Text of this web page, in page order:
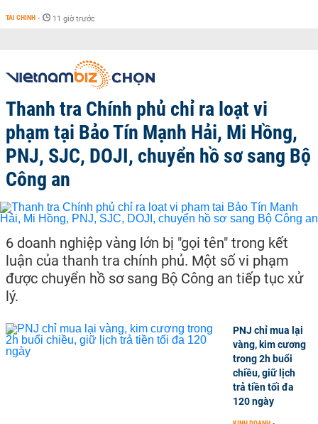
TÀI CHÍNH - 11 giờ trước
Thanh tra Chính phủ chỉ ra loạt vi
phạm tại Bảo Tín Mạnh Hải, Mi Hồng,
PNJ, SJC, DOJI, chuyển hồ sơ sang Bộ
Công an
6 doanh nghiệp vàng lớn bị "gọi tên" trong kết
luận của thanh tra chính phủ. Một số vi phạm
được chuyển hồ sơ sang Bộ Công an tiếp tục xử
lý.
PNJ chỉ mua lại
vàng, kim cương
trong 2h buổi
chiều, giữ lịch
trả tiền tối đa
120 ngày